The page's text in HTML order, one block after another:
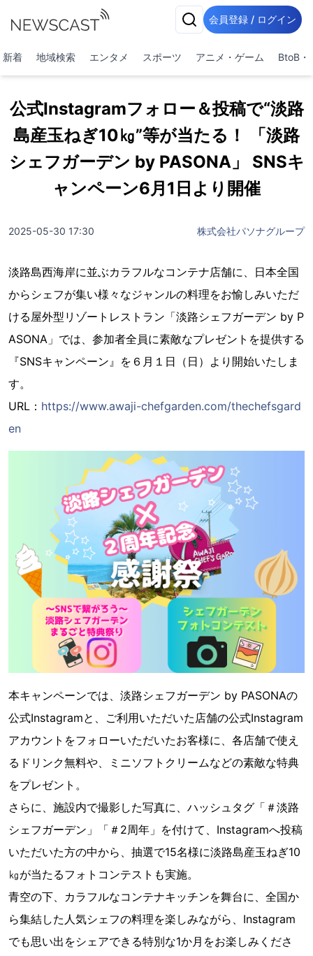
会員登録 / ログイン
新着 地域検索 エンタメ スポーツ アニメ・ゲーム BtoB・
公式Instagramフォロー＆投稿で“淡路
島産玉ねぎ10㎏”等が当たる！ 「淡路
シェフガーデン by PASONA」 SNSキ
ャンペーン6月1日より開催
2025-05-30 17:30 株式会社パソナグループ
淡路島西海岸に並ぶカラフルなコンテナ店舗に、日本全国
からシェフが集い様々なジャンルの料理をお愉しみいただ
ける屋外型リゾートレストラン「淡路シェフガーデン by P
ASONA」では、参加者全員に素敵なプレゼントを提供する
『SNSキャンペーン』を６月１日（日）より開始いたしま
す。
URL： https://www.awaji-chefgarden.com/thechefsgard
en
本キャンペーンでは、淡路シェフガーデン by PASONAの
公式Instagramと、ご利用いただいた店舗の公式Instagram
アカウントをフォローいただいたお客様に、各店舗で使え
るドリンク無料や、ミニソフトクリームなどの素敵な特典
をプレゼント。
さらに、施設内で撮影した写真に、ハッシュタグ「＃淡路
シェフガーデン」「＃2周年」を付けて、Instagramへ投稿
いただいた方の中から、抽選で15名様に淡路島産玉ねぎ10
㎏が当たるフォトコンテストも実施。
青空の下、カラフルなコンテナキッチンを舞台に、全国か
ら集結した人気シェフの料理を楽しみながら、Instagram
でも思い出をシェアできる特別な1か月をお楽しみくださ